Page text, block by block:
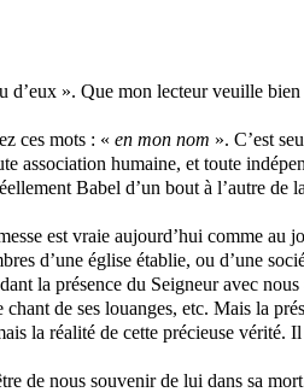
d’eux ». Que mon lecteur veuille
ces mots : « en mon nom ». C’est
humaine, et toute
Babel d’un bout à l’autre
est vraie aujourd’hui comme au
d’une église établie, ou d’une
la présence du Seigneur avec
de ses louanges, etc. Mais la
la réalité de cette précieuse vérité.
de nous souvenir de lui dans sa